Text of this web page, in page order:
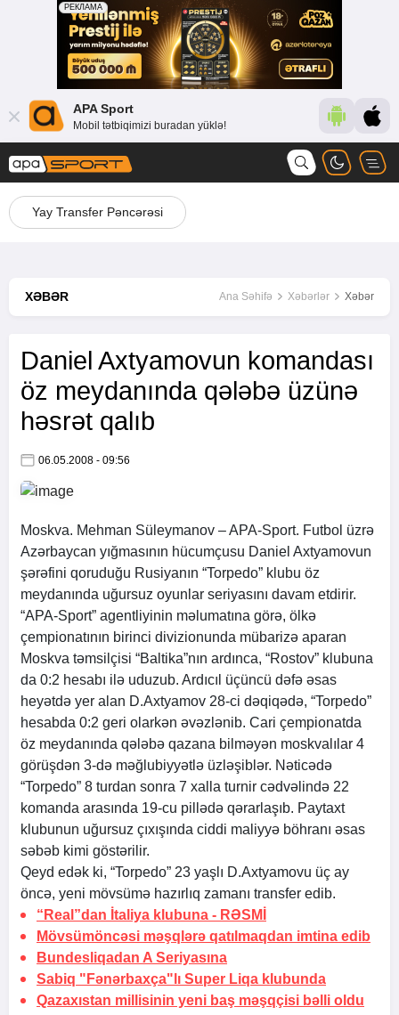
APA Sport
Mobil tətbiqimizi buradan yüklə!
Yay Transfer Pəncərəsi
XƏBƏR Ana Səhifə Xəbərlər Xəbər
Daniel Axtyamovun komandası
öz meydanında qələbə üzünə
həsrət qalıb
06.05.2008 - 09:56
Moskva. Mehman Süleymanov –APA-Sport. Futbol üzrə
Azərbaycan yığmasının hücumçusu Daniel Axtyamovun
şərəfini qoruduğu Rusiyanın “Torpedo” klubu öz
meydanında uğursuz oyunlar seriyasını davam etdirir.
“APA-Sport” agentliyinin məlumatına görə, ölkə
çempionatının birinci divizionunda mübarizə aparan
Moskva təmsilçisi “Baltika”nın ardınca, “Rostov” klubuna
da 0:2 hesabı ilə uduzub. Ardıcıl üçüncü dəfə əsas
heyətdə yer alan D.Axtyamov 28-ci dəqiqədə, “Torpedo”
hesabda 0:2 geri olarkən əvəzlənib. Cari çempionatda
öz meydanında qələbə qazana bilməyən moskvalılar 4
görüşdən 3-də məğlubiyyətlə üzləşiblər. Nəticədə
“Torpedo” 8 turdan sonra 7 xalla turnir cədvəlində 22
komanda arasında 19-cu pillədə qərarlaşıb. Paytaxt
klubunun uğursuz çıxışında ciddi maliyyə böhranı əsas
səbəb kimi göstərilir.
Qeyd edək ki, “Torpedo” 23 yaşlı D.Axtyamovu üç ay
öncə, yeni mövsümə hazırlıq zamanı transfer edib.
“Real”dan İtaliya klubuna - RƏSMİ
Mövsümöncəsi məşqlərə qatılmaqdan imtina edib
Bundesliqadan A Seriyasına
Sabiq "Fənərbaxça"lı Super Liqa klubunda
Qazaxıstan millisinin yeni baş məşqçisi bəlli oldu